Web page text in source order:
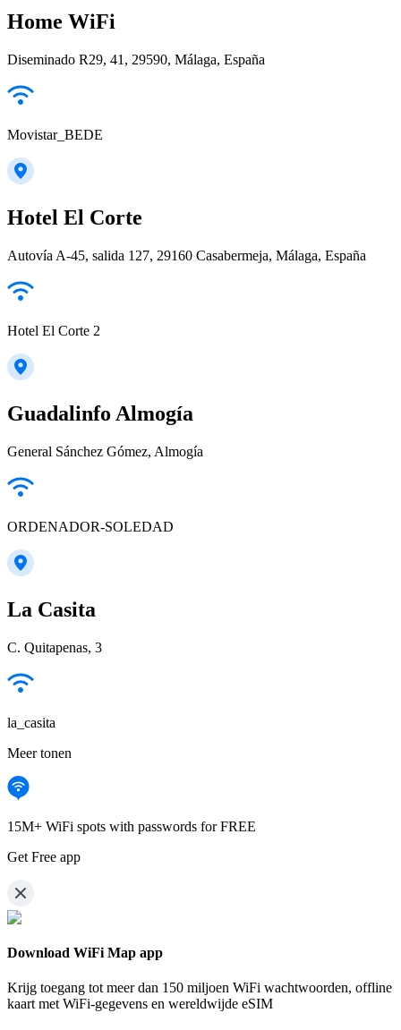
Home WiFi
Diseminado R29, 41, 29590, Málaga, España
Movistar_BEDE
Hotel El Corte
Autovía A-45, salida 127, 29160 Casabermeja, Málaga, España
Hotel El Corte 2
Guadalinfo Almogía
General Sánchez Gómez, Almogía
ORDENADOR-SOLEDAD
La Casita
C. Quitapenas, 3
la_casita
Meer tonen
15M+ WiFi spots with passwords for FREE
Get Free app
Download WiFi Map app
Krijg toegang tot meer dan 150 miljoen WiFi wachtwoorden, offline
kaart met WiFi-gegevens en wereldwijde eSIM